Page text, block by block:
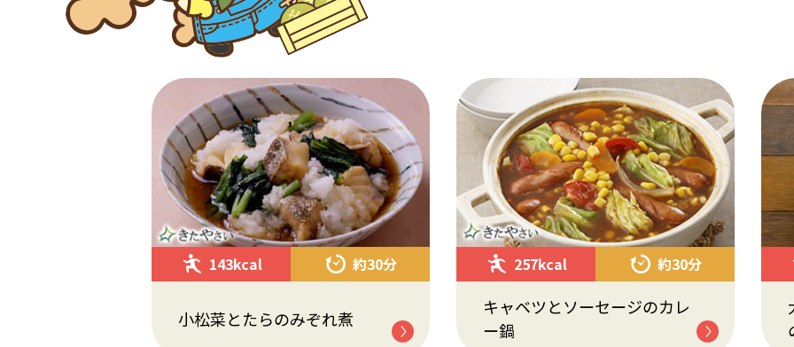
143kcal 約30分
小松菜とたらのみぞれ煮
257kcal 約30分
キャベツとソーセージのカレ
ー鍋